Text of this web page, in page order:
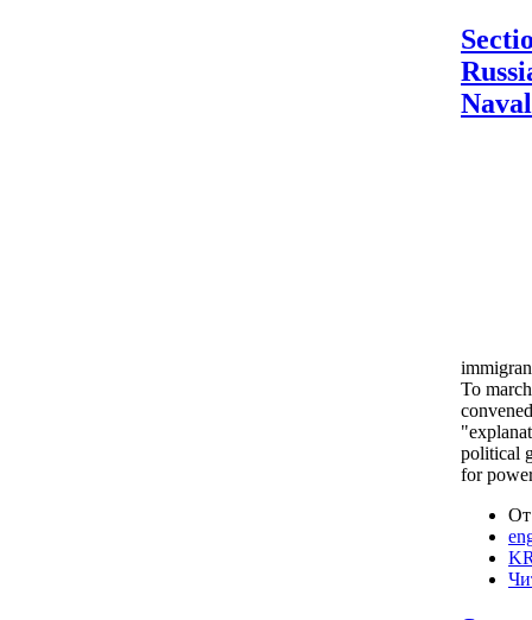
To
political
for
От